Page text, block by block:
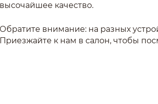
высочайшее качество.
Обратите внимание: на разных
Приезжайте к нам в салон, чтобы